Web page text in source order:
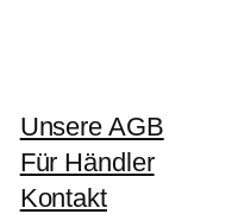
Unsere AGB
Für Händler
Kontakt